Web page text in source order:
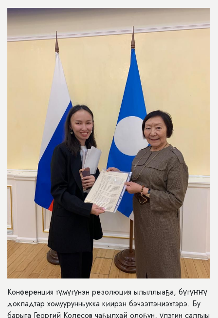
Конференция түмүгүнэн резолюция ылыллыаҕа, бүгүҥҥү
докладтар хомуурунньукка киирэн бэчээттэниэхтэрэ. Бу
барыта Георгий Колесов чаҕылхай олоҕун, үлэтин салгыы